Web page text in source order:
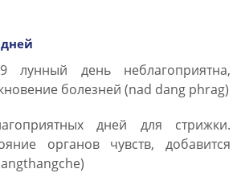
день неблагоприятна,
болезней (nad dang phrag)
дней для стрижки.
органов чувств, добавится